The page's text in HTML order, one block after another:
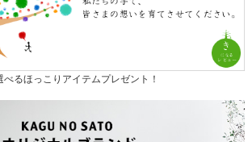
るほっこりアイテムプレゼント！